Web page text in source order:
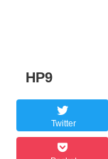
HP9
Twitter